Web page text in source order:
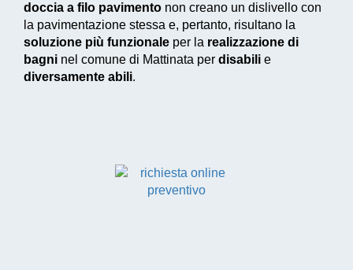
doccia a filo pavimento non creano un dislivello con
la pavimentazione stessa e, pertanto, risultano la
soluzione più funzionale per la realizzazione di
bagni nel comune di Mattinata per disabili e
diversamente abili.